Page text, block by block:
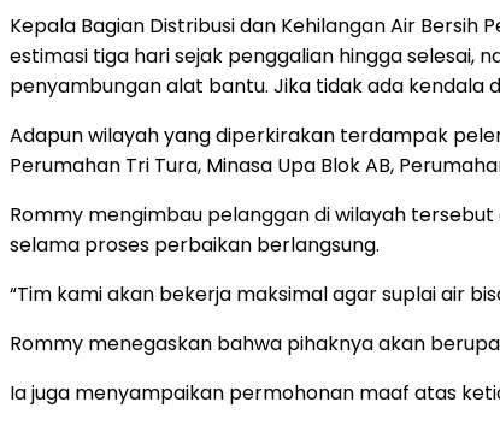
Kepala Bagian Distribusi dan Kehilangan Air
estimasi tiga hari sejak penggalian hingga selesai,
penyambungan alat bantu. Jika tidak ada kendala
Adapun wilayah yang diperkirakan terdampak
Perumahan Tri Tura, Minasa Upa Blok AB,
Rommy mengimbau pelanggan di wilayah
selama proses perbaikan berlangsung.
“Tim kami akan bekerja maksimal agar suplai air
Rommy menegaskan bahwa pihaknya akan
Ia juga menyampaikan permohonan maaf atas